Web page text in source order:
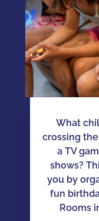
What
crossing
a TV
shows?
you by
fun
Rooms